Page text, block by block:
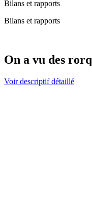
Bilans et rapports
Bilans et rapports
On a vu des
Voir descriptif détaillé